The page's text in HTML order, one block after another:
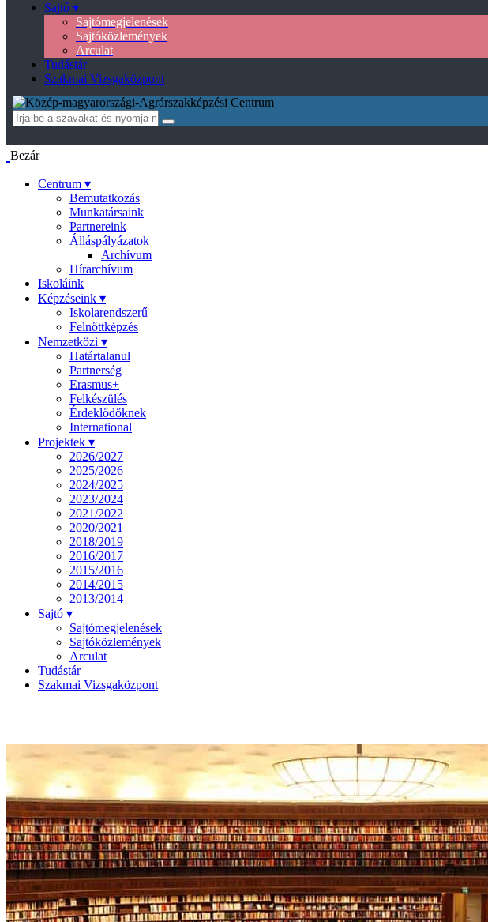
Sajtó ▾
Sajtómegjelenések
Sajtóközlemények
Arculat
Tudástár
Szakmai Vizsgaközpont
Bezár
Centrum ▾
Bemutatkozás
Munkatársaink
Partnereink
Álláspályázatok
Archívum
Hírarchívum
Iskoláink
Képzéseink ▾
Iskolarendszerű
Felnőttképzés
Nemzetközi ▾
Határtalanul
Partnerség
Erasmus+
Felkészülés
Érdeklődőknek
International
Projektek ▾
2026/2027
2025/2026
2024/2025
2023/2024
2021/2022
2020/2021
2018/2019
2016/2017
2015/2016
2014/2015
2013/2014
Sajtó ▾
Sajtómegjelenések
Sajtóközlemények
Arculat
Tudástár
Szakmai Vizsgaközpont